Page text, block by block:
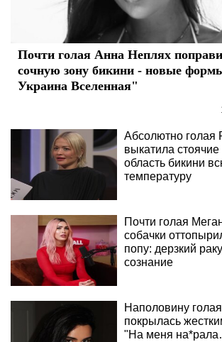
Почти голая Анна Неплях
сочную зону бикини - новые
Украина Вселенная"
Абсолютно голая
выкатила
область бикини
температуру
Почти голая
собачки
попу: дерзкий
сознание
Наполовину
покрылась
"На меня